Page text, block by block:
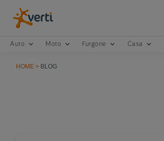
Auto Moto Furgone Casa
HOME > BLOG